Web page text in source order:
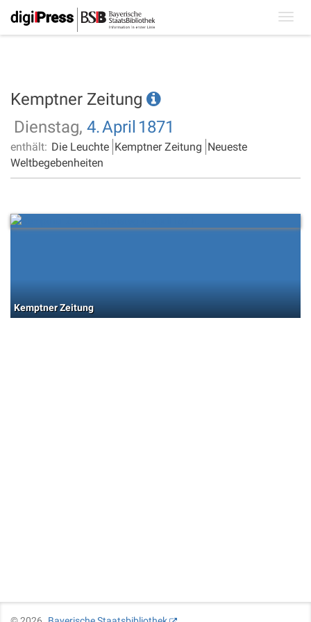
Kemptner Zeitung
Dienstag, 4.April 1871
enthält: Die Leuchte Kemptner Zeitung Neueste
Weltbegebenheiten
Kemptner Zeitung